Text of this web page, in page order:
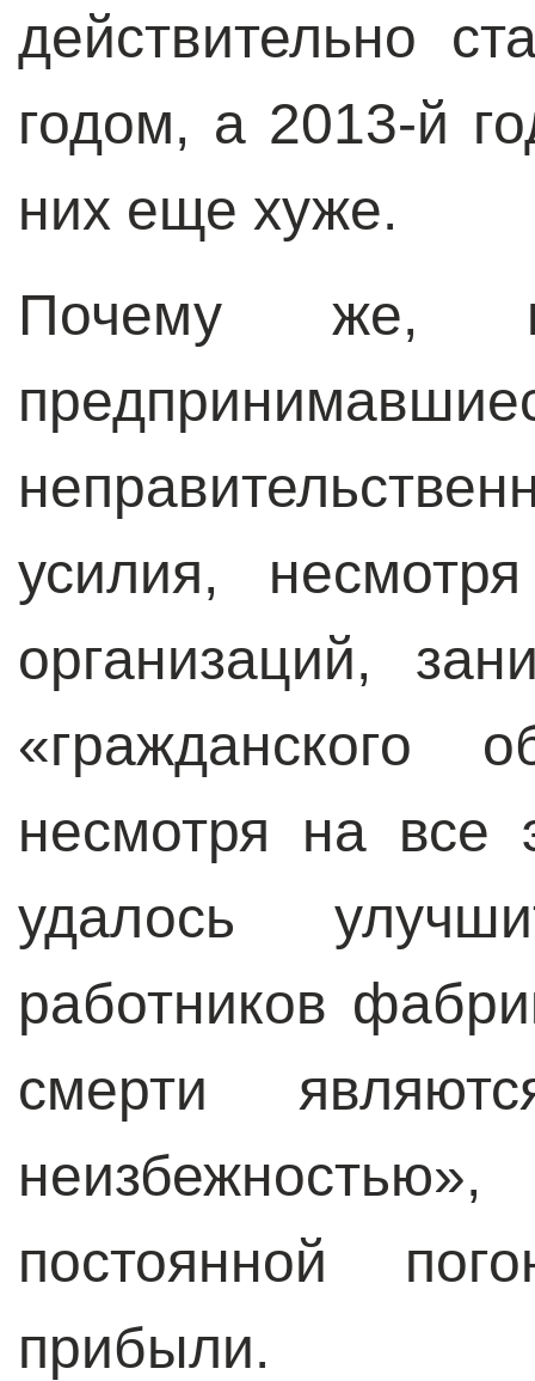
действительно
годом, а 2013-й
них еще хуже.
Почему же,
усилия,
организаций,
«гражданского
несмотря на все
удалось
работников
смерти
постоянной
прибыли.